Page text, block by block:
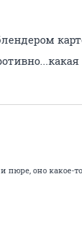
оно какое-